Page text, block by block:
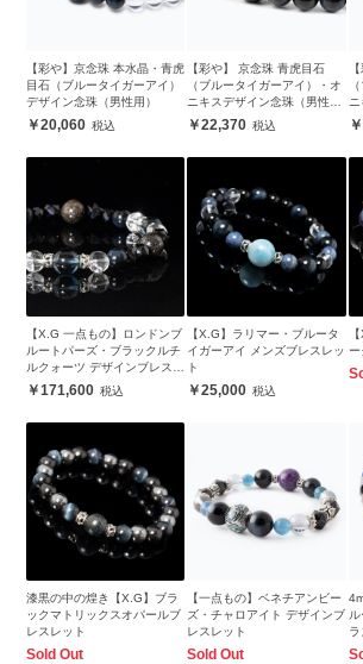
【彩や】京念珠 本水晶・青虎
目石（ブルータイガーアイ）
デザイン念珠（男性用）
20,060
【彩や】 京念珠 青虎目石
（ブルータイガーアイ）・オ
ニキスデザイン念珠（男性
用）22,370
【X.G 一点もの】ロンドンブ
ルートパーズ・ブラックルチ
ルクォーツ デザインブレスレ
ット171,600
【X.G】ラリマー・ブルータ
イガーアイ メンズブレスレッ
ト
25,000
漆黒の中の煌き【X.G】ブラ
ックマトリックスオパールブ
レスレット
Sold Out
【一点もの】ベネチアンビー
ズ・チャロアイト デザインブ
レスレット
Sold Out
ラ